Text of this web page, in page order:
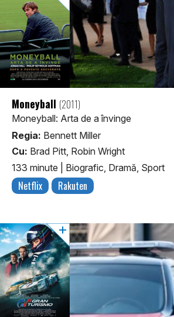
Moneyball (2011)
Moneyball: Arta de a învinge
Regia: Bennett Miller
Cu: Brad Pitt, Robin Wright
133 minute
Biografic, Dramă, Sport
Netflix Rakuten